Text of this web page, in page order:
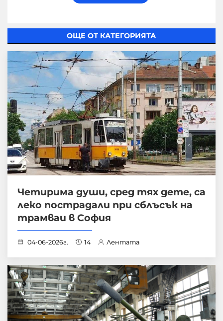
ОЩЕ ОТ КАТЕГОРИЯТА
Четирима души, сред тях дете, са
леко пострадали при сблъсък на
трамваи в София
04-06-2026г. 14 Лентата